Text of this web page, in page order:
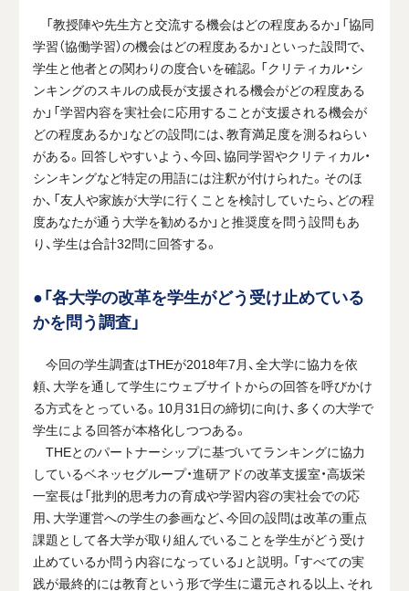
「教授陣や先生方と交流する機会はどの程度あるか」「協同
学習（協働学習）の機会はどの程度あるか」といった設問で、
学生と他者との関わりの度合いを確認。「クリティカル・シ
ンキングのスキルの成長が支援される機会がどの程度ある
か」「学習内容を実社会に応用することが支援される機会が
どの程度あるか」などの設問には、教育満足度を測るねらい
がある。回答しやすいよう、今回、協同学習やクリティカル・
シンキングなど特定の用語には注釈が付けられた。そのほ
か、「友人や家族が大学に行くことを検討していたら、どの程
度あなたが通う大学を勧めるか」と推奨度を問う設問もあ
り、学生は合計32問に回答する。
●「各大学の改革を学生がどう受け止めている
かを問う調査」
今回の学生調査はTHEが2018年7月、全大学に協力を依
頼、大学を通して学生にウェブサイトからの回答を呼びかけ
る方式をとっている。10月31日の締切に向け、多くの大学で
学生による回答が本格化しつつある。
THEとのパートナーシップに基づいてランキングに協力
しているベネッセグループ・進研アドの改革支援室・高坂栄
一室長は「批判的思考力の育成や学習内容の実社会での応
用、大学運営への学生の参画など、今回の設問は改革の重点
課題として各大学が取り組んでいることを学生がどう受け
止めているか問う内容になっている」と説明。「すべての実
践が最終的には教育という形で学生に還元される以上、それ